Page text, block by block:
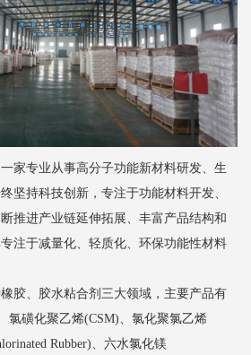
家专业从事高分子功能新材料研发、生
坚持科技创新，专注于功能材料开发、
推进产业链延伸拓展、丰富产品结构和
注于减量化、轻质化、环保功能性材料
胶、胶水粘合剂三大领域，主要产品有
氯磺化聚乙烯(CSM)、氯化聚氯乙烯
Rubber)、六水氯化镁